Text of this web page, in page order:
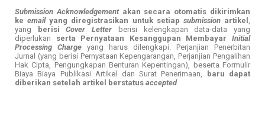
Submission Acknowledgement akan secara otomatis dikirimkan
ke email yang diregistrasikan untuk setiap submission artikel ,
yang
berisiCover Letter
berisi kelengkapan data-data yang
diperlukan serta Pernyataan Kesanggupan MembayarInitial
Processing Charge yang harus dilengkapi. Perjanjian Penerbitan
Jurnal (yang berisi Pernyataan Kepengarangan, Perjanjian Pengalihan
Hak Cipta, Pengungkapan Benturan Kepentingan), beserta Formulir
Biaya Biaya Publikasi Artikel dan Surat Penerimaan,
baru dapat
diberikan setelah artikel berstatus accepted.